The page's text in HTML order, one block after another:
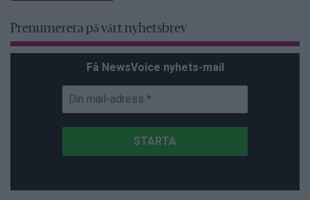
Prenumerera på vårt nyhetsbrev
Få NewsVoice nyhets-mail